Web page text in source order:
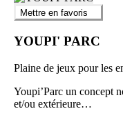
Mettre en favoris
YOUPI' PARC
Plaine de jeux pour les
Youpi’Parc un concept
et/ou extérieure…